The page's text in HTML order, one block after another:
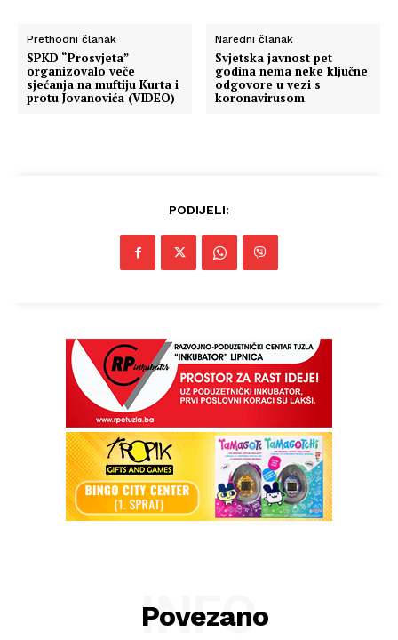
Prethodni članak
SPKD “Prosvjeta”
organizovalo veče
sjećanja na muftiju Kurta i
protu Jovanovića (VIDEO)
Naredni članak
Svjetska javnost pet
godina nema neke ključne
odgovore u vezi s
koronavirusom
PODIJELI:
Povezano
INFO